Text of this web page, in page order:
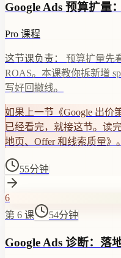
Google Ads 预算扩量
Pro 课程
这节课负责：
预算扩量先
ROAS。本课教你拆新增
写好回撤线。
如果上一节《Google 出价
已经看完，就接这节。读
地页、Offer 和线索质量》。
55分钟
6
第 6 课
54分钟
Google Ads 诊断：落